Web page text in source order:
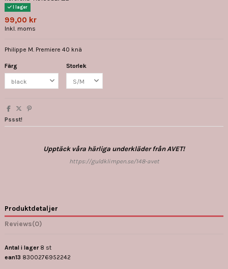
I lager
99,00 kr
Inkl. moms
Philippe M. Premiere 40 knä
Färg Storlek
Pssst!
Upptäck våra härliga underkläder från AVET!
https://guldklimpen.se/148-avet
Produktdetaljer
Reviews(0)
Antal i lager 8 st
ean13 8300276952242